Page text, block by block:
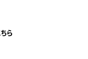
ら